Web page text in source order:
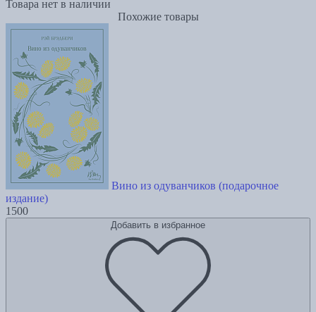
Товара нет в наличии
Похожие товары
Вино из одуванчиков (подарочное
издание)
1500
Добавить в избранное